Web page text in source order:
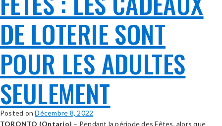
DE LOTERIE SONT
POUR LES ADULTES
SEULEMENT
Posted onDécembre 8, 2022
TORONTO (Ontario) – Pendant la période des Fêtes, alors que